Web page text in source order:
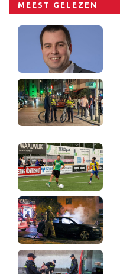
MEEST GELEZEN